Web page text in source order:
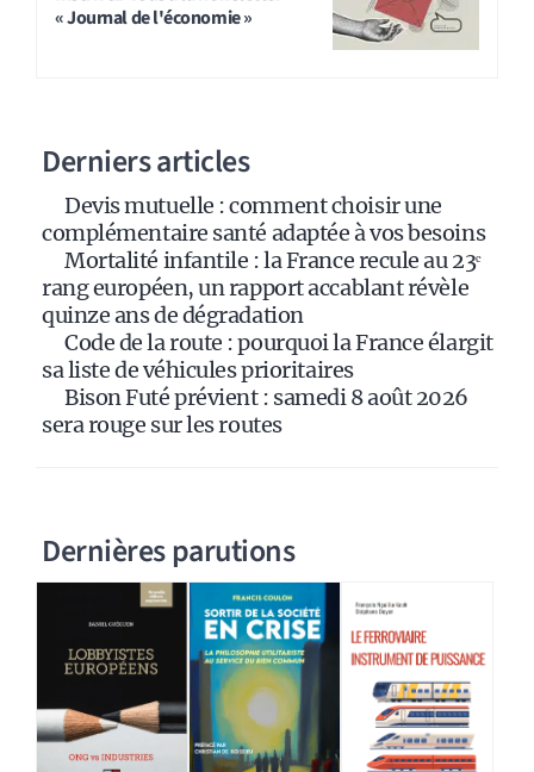
« Journal de l'économie »
Derniers articles
Devis mutuelle : comment choisir une
complémentaire santé adaptée à vos besoins
Mortalité infantile : la France recule au 23ᵉ
rang européen, un rapport accablant révèle
quinze ans de dégradation
Code de la route : pourquoi la France élargit
sa liste de véhicules prioritaires
Bison Futé prévient : samedi 8 août 2026
sera rouge sur les routes
Dernières parutions